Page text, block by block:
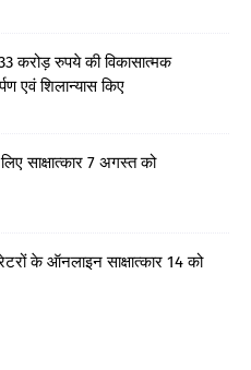
करोड़ रुपये की विकासात्मक
एवं शिलान्यास किए
साक्षात्कार 7 अगस्त को
के ऑनलाइन साक्षात्कार 14 को